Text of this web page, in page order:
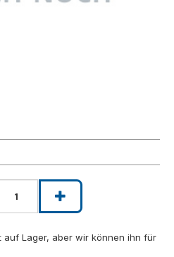
auf Lager, aber wir können ihn für